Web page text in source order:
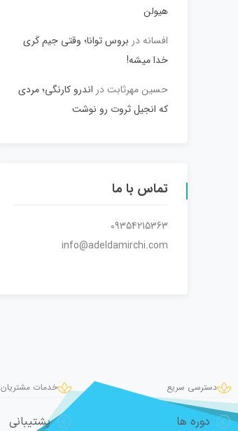
هیولن
افسانه در بروس توانا؛ وقتی جیم کَری
خدا میشه!
حسین مهرثابتدر اندرو کارنگی؛ مردی
که انجیل ثروت رو نوشت
تماس با ما
09354215363
info@adeldamirchi.com
دسترسی سریع
دوره ها
خدمات مشتریان
پشتیبانی